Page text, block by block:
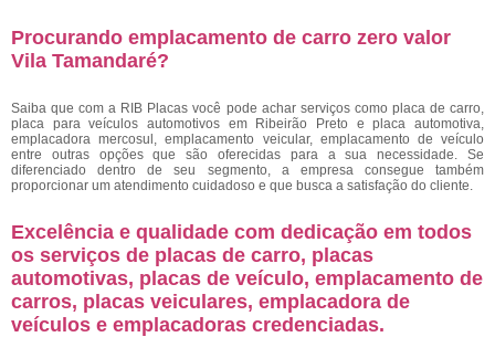
Procurando emplacamento de carro zero valor
Vila Tamandaré?
Saiba que com a RIB Placas você pode achar serviços como placa de carro,
placa para veículos automotivos em Ribeirão Preto e placa automotiva,
emplacadora mercosul, emplacamento veicular, emplacamento de veículo
entre outras opções que são oferecidas para a sua necessidade. Se
diferenciado dentro de seu segmento, a empresa consegue também
proporcionar um atendimento cuidadoso e que busca a satisfação do cliente.
Excelência e qualidade com dedicação em todos
os serviços de placas de carro, placas
automotivas, placas de veículo, emplacamento de
carros, placas veiculares, emplacadora de
veículos e emplacadoras credenciadas.